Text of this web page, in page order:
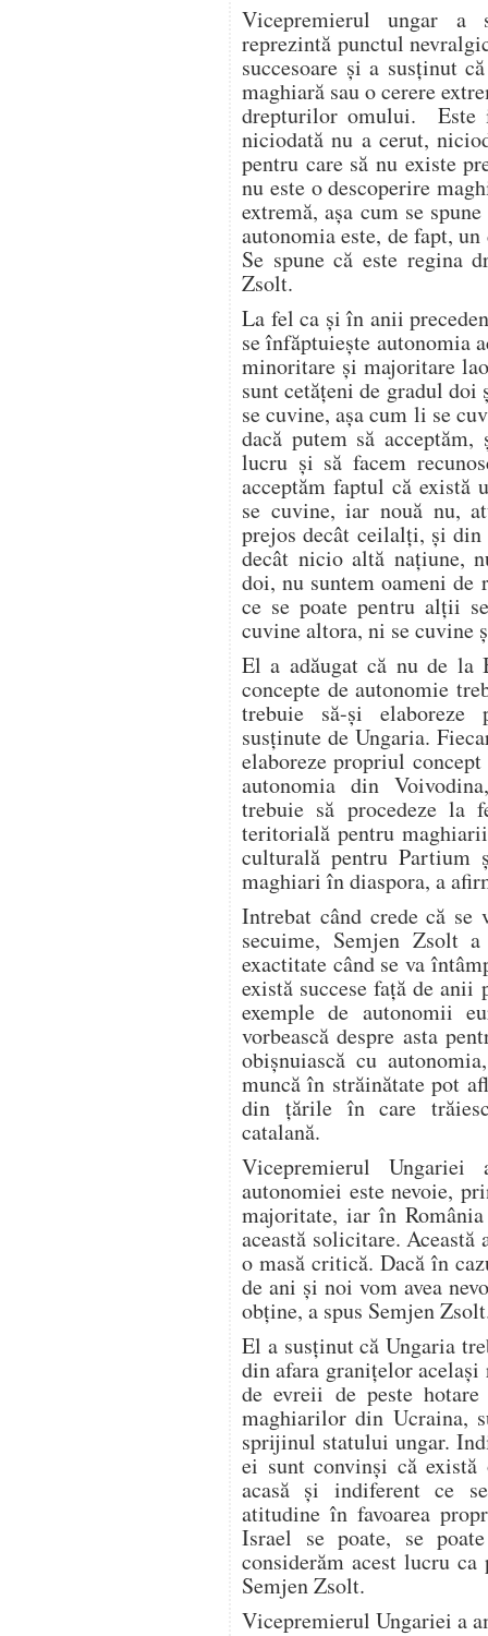
Vicepremierul ungar a
reprezintă punctul
succesoare şi a susţinut
maghiară sau o cerere
drepturilor omului. Este
niciodată nu a cerut,
pentru care să nu existe
nu este o descoperire
extremă, aşa cum se
autonomia este, de fapt,
Se spune că este regina
Zsolt.
La fel ca şi în anii
se înfăptuieşte autonomia
minoritare şi majoritare
sunt cetăţeni de gradul doi
se cuvine, aşa cum li se
dacă putem să
lucru şi să facem
acceptăm faptul că există
se cuvine, iar nouă nu,
prejos decât ceilalţi, şi
decât nicio altă naţiune,
doi, nu suntem oameni de
ce se poate pentru alţii
cuvine altora, ni se cuvine
El a adăugat că nu de la
concepte de autonomie
trebuie să-şi
susţinute de Ungaria.
elaboreze propriul
autonomia din
trebuie să procedeze la
teritorială pentru
culturală pentru Partium
maghiari în diaspora, a
Intrebat când crede că
secuime, Semjen Zsolt
exactitate când se va
există succese faţă de
exemple de autonomii
vorbească despre asta
obişnuiască cu
muncă în străinătate pot
din ţările în care
catalană.
Vicepremierul
autonomiei este nevoie,
majoritate, iar în România
această solicitare. Această
o masă critică. Dacă în
de ani şi noi vom avea
obţine, a spus Semjen
El a susţinut că Ungaria
din afara graniţelor
de evreii de peste
maghiarilor din Ucraina,
sprijinul statului ungar.
ei sunt convinşi că
acasă şi indiferent ce
atitudine în favoarea
Israel se poate, se
considerăm acest lucru
Semjen Zsolt.
Vicepremierul Ungariei a